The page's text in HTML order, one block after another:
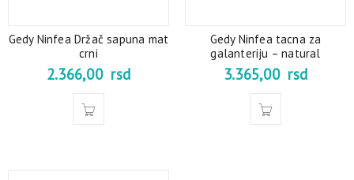
Gedy Ninfea Držač sapuna mat
crni
2.366,00 rsd
Gedy Ninfea tacna za
galanteriju – natural
3.365,00 rsd